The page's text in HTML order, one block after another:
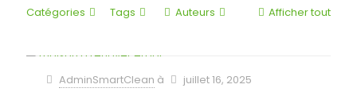
Catégories Tags Auteurs Afficher tout
AdminSmartClean à juillet 16, 2025